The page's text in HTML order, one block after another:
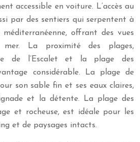
accessible en voiture. L’accès au
par des sentiers qui serpentent à
offrant des vues
La proximité des plages,
de l’Escalet et la plage des
considérable. La plage de
son sable fin et ses eaux claires,
et la détente. La plage des
et rocheuse, est idéale pour les
et de paysages intacts.